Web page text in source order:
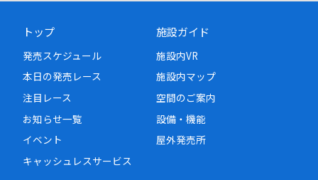
トップ
発売スケジュール
本日の発売レース
注目レース
お知らせ一覧
イベント
キャッシュレスサービス
施設ガイド
施設内VR
施設内マップ
空間のご案内
設備・機能
屋外発売所